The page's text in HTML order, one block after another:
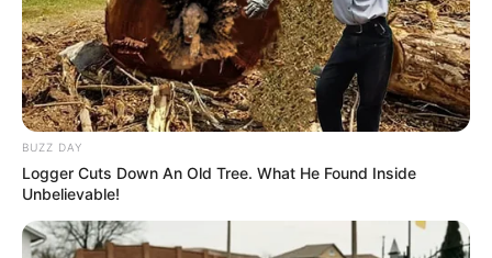
BUZZ DAY
Logger Cuts Down An Old Tree. What He Found Inside
Unbelievable!